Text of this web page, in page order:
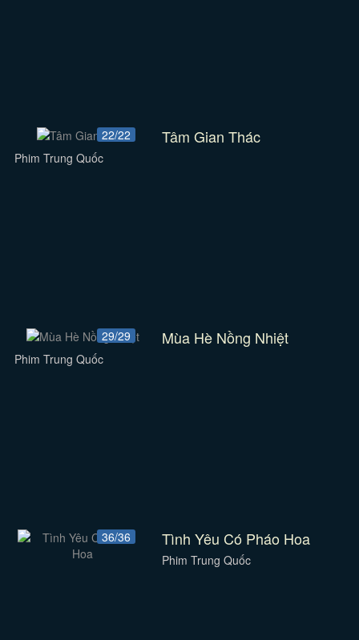
22/22 Tâm Gian Thác
Phim Trung Quốc
29/29 Mùa Hè Nồng Nhiệt
Phim Trung Quốc
36/36 Tình Yêu Có Pháo Hoa
Phim Trung Quốc